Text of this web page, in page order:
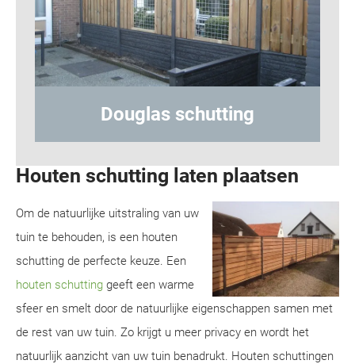
Hout-betonschutting
Houten schutting laten plaatsen
Om de natuurlijke uitstraling van uw
tuin te behouden, is een houten
schutting de perfecte keuze. Een
houten schutting geeft een warme
sfeer en smelt door de natuurlijke eigenschappen samen met
de rest van uw tuin. Zo krijgt u meer privacy en wordt het
natuurlijk aanzicht van uw tuin benadrukt. Houten schuttingen